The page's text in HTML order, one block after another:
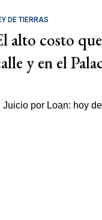
DE TIERRAS
alto costo
y en el